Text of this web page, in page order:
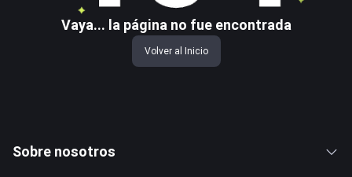
Vaya... la página no fue encontrada
Volver al Inicio
Sobre nosotros